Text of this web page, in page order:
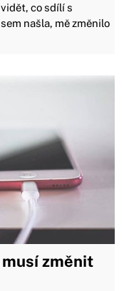
co sdílí s
našla, mě změnilo
změnit